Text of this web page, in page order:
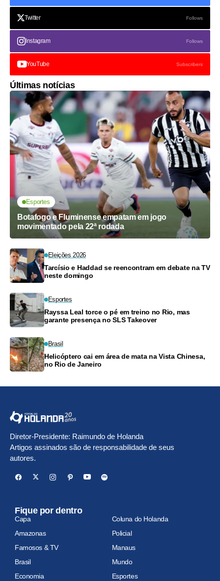
Twitter Follows
Instagram Follows
YouTube Subscribers
Últimas notícias
Esportes
Botafogo e Fluminense empatam em jogo
movimentado pela 22ª rodada
Eleições 2026
Tarcísio e Haddad se reencontram em debate na TV
neste domingo
Esportes
Rayssa Leal torce o pé em treino no Rio, mas
garante presença no SLS Takeover
Brasil
Helicóptero cai em área de mata na Vista Chinesa,
no Rio de Janeiro
Diretor-Presidente: Raimundo de Holanda
Artigos assinados são de responsabilidade de seus
autores.
Fique por dentro
Capa
Coluna do Holanda
Amazonas
Policial
Famosos & TV
Manaus
Brasil
Mundo
Economia
Esportes